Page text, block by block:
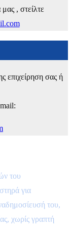
, στείλτε
επιχείρηση σας ή
του
για
του,
χωρίς γραπτή